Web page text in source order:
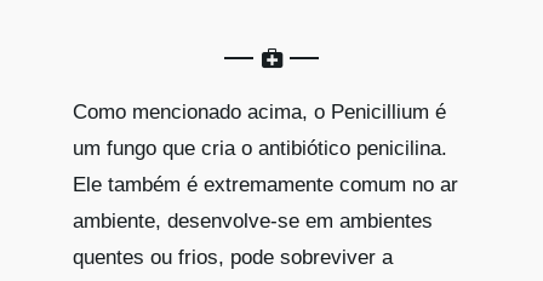
Como mencionado acima, o Penicillium é
um fungo que cria o antibiótico penicilina.
Ele também é extremamente comum no ar
ambiente, desenvolve-se em ambientes
quentes ou frios, pode sobreviver a